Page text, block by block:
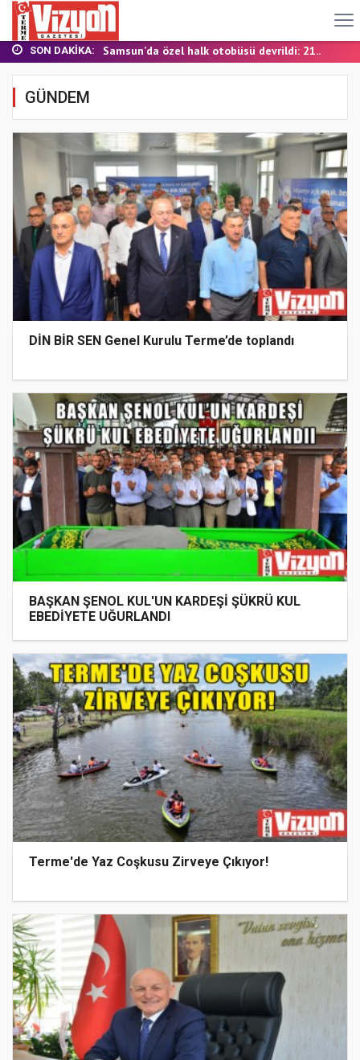
SON DAKIKA:
TERME MHP’DE KONGRE HEYECANI
YALI MAHALLESİ’NDE DOĞALGAZ İÇİN İLK KAZ...
Samsun’da özel halk otobüsü devrildi: 21...
GÜNDEM
DİN BİR SEN Genel Kurulu Terme’de toplandı
BAŞKAN ŞENOL KUL'UN KARDEŞİ ŞÜKRÜ KUL
EBEDİYETE UĞURLANDI
Terme'de Yaz Coşkusu Zirveye Çıkıyor!